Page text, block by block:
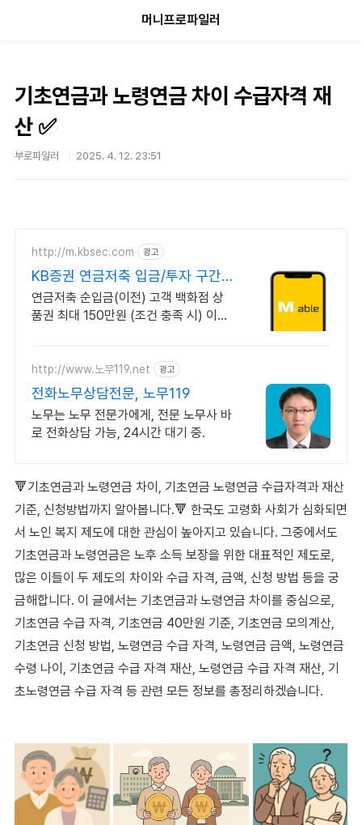
머니프로파일러
기초연금과 노령연금 차이 수급자격 재
산 ✅
부로파일러 2025. 4. 12. 23:51
http://m.kbsec.com 광고
KB증권 연금저축 입금/투자 구간
별 쿠폰 혜택
연금저축 순입금(이전) 고객 백화점 상
품권 최대 150만원 (조건 충족 시) 이벤
http://www.노무119.net 광고
전화노무상담전문, 노무119
노무는 노무 전문가에게, 전문 노무사 바
로 전화상담 가능, 24시간 대기 중.
🔻기초연금과 노령연금 차이, 기초연금 노령연금 수급자격과 재산
기준, 신청방법까지 알아봅니다.🔻 한국도 고령화 사회가 심화되면
서 노인 복지 제도에 대한 관심이 높아지고 있습니다. 그중에서도
기초연금과 노령연금은 노후 소득 보장을 위한 대표적인 제도로,
많은 이들이 두 제도의 차이와 수급 자격, 금액, 신청 방법 등을 궁
금해합니다. 이 글에서는 기초연금과 노령연금 차이를 중심으로,
기초연금 수급 자격, 기초연금 40만원 기준, 기초연금 모의계산,
기초연금 신청 방법, 노령연금 수급 자격, 노령연금 금액, 노령연금
수령 나이, 기초연금 수급 자격 재산, 노령연금 수급 자격 재산, 기
초노령연금 수급 자격 등 관련 모든 정보를 총정리하겠습니다.